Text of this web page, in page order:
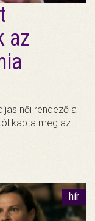
az
női rendező a
kapta meg az
hír